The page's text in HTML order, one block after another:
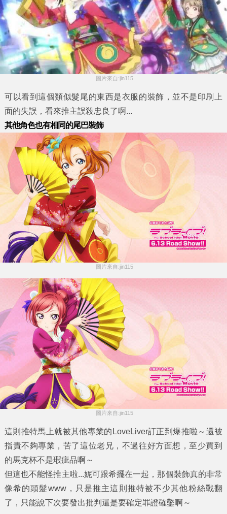
圖片來自:jin115
可以看到這個類似髮尾的東西是衣服的裝飾，並不是印刷上
面的失誤，看來推主誤殺忠良了啊...
其他角色也有相同的尾巴裝飾
圖片來自:jin115
圖片來自:jin115
這則推特馬上就被其他專業的LoveLiver訂正到爆推啦～還被
指責不夠專業，苦了這位老兄，不過往好方面想，至少買到
的馬克杯不是瑕疵品啊～
但這也不能怪推主啦...妮可跟希擺在一起，那個裝飾真的非常
像希的頭髮www，只是推主這則推特被不少其他粉絲戰翻
了，只能說下次要發出批判還是要確定罪證確鑿啊～